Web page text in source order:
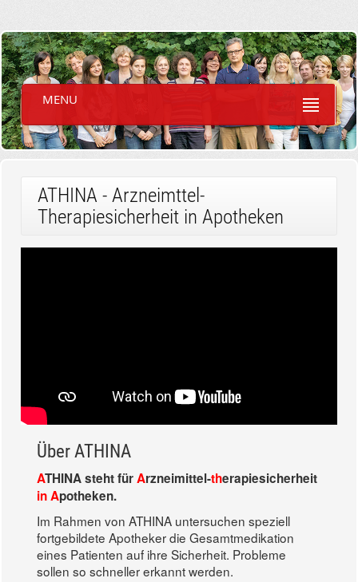
MENU
ATHINA - Arzneimttel-
Therapiesicherheit in Apotheken
Über ATHINA
ATHINA steht fürArzneimittel-therapiesicherheit
in Apotheken.
Im Rahmen von ATHINA untersuchen speziell
fortgebildete Apotheker die Gesamtmedikation
eines Patienten auf ihre Sicherheit. Probleme
sollen so schneller erkannt werden.